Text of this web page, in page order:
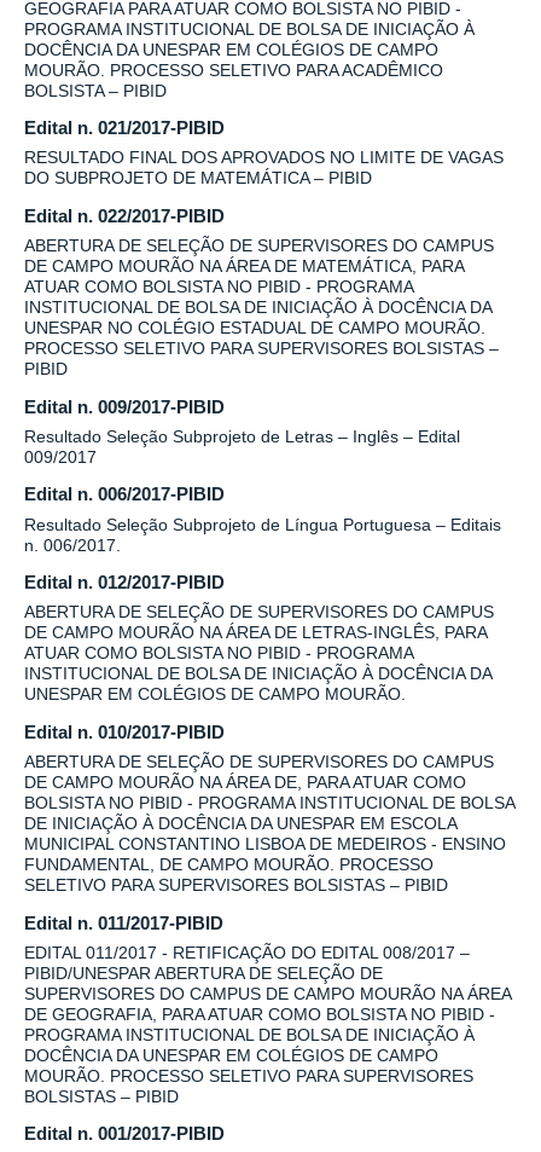
GEOGRAFIA PARA ATUAR COMO BOLSISTA NO PIBID -
PROGRAMA INSTITUCIONAL DE BOLSA DE INICIAÇÃO À
DOCÊNCIA DA UNESPAR EM COLÉGIOS DE CAMPO
MOURÃO. PROCESSO SELETIVO PARA ACADÊMICO
BOLSISTA – PIBID
Edital n. 021/2017-PIBID
RESULTADO FINAL DOS APROVADOS NO LIMITE DE VAGAS
DO SUBPROJETO DE MATEMÁTICA – PIBID
Edital n. 022/2017-PIBID
ABERTURA DE SELEÇÃO DE SUPERVISORES DO CAMPUS
DE CAMPO MOURÃO NA ÁREA DE MATEMÁTICA, PARA
ATUAR COMO BOLSISTA NO PIBID - PROGRAMA
INSTITUCIONAL DE BOLSA DE INICIAÇÃO À DOCÊNCIA DA
UNESPAR NO COLÉGIO ESTADUAL DE CAMPO MOURÃO.
PROCESSO SELETIVO PARA SUPERVISORES BOLSISTAS –
PIBID
Edital n. 009/2017-PIBID
Resultado Seleção Subprojeto de Letras – Inglês – Edital
009/2017
Edital n. 006/2017-PIBID
Resultado Seleção Subprojeto de Língua Portuguesa – Editais
n. 006/2017.
Edital n. 012/2017-PIBID
ABERTURA DE SELEÇÃO DE SUPERVISORES DO CAMPUS
DE CAMPO MOURÃO NA ÁREA DE LETRAS-INGLÊS, PARA
ATUAR COMO BOLSISTA NO PIBID - PROGRAMA
INSTITUCIONAL DE BOLSA DE INICIAÇÃO À DOCÊNCIA DA
UNESPAR EM COLÉGIOS DE CAMPO MOURÃO.
Edital n. 010/2017-PIBID
ABERTURA DE SELEÇÃO DE SUPERVISORES DO CAMPUS
DE CAMPO MOURÃO NA ÁREA DE, PARA ATUAR COMO
BOLSISTA NO PIBID - PROGRAMA INSTITUCIONAL DE BOLSA
DE INICIAÇÃO À DOCÊNCIA DA UNESPAR EM ESCOLA
MUNICIPAL CONSTANTINO LISBOA DE MEDEIROS - ENSINO
FUNDAMENTAL, DE CAMPO MOURÃO. PROCESSO
SELETIVO PARA SUPERVISORES BOLSISTAS – PIBID
Edital n. 011/2017-PIBID
EDITAL 011/2017 - RETIFICAÇÃO DO EDITAL 008/2017 –
PIBID/UNESPAR ABERTURA DE SELEÇÃO DE
SUPERVISORES DO CAMPUS DE CAMPO MOURÃO NA ÁREA
DE GEOGRAFIA, PARA ATUAR COMO BOLSISTA NO PIBID -
PROGRAMA INSTITUCIONAL DE BOLSA DE INICIAÇÃO À
DOCÊNCIA DA UNESPAR EM COLÉGIOS DE CAMPO
MOURÃO. PROCESSO SELETIVO PARA SUPERVISORES
BOLSISTAS – PIBID
Edital n. 001/2017-PIBID